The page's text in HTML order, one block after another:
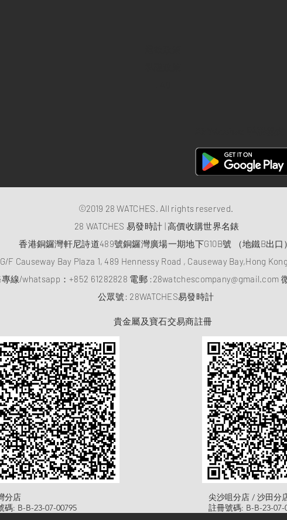
©2019 28 WATCHES. All rights reserved.
28 WATCHES 易發時計 | 高價收購世界名錶
香港銅鑼灣軒尼詩道489號銅鑼灣廣場一期地下G10B號 （地鐵B出口）
F Causeway Bay Plaza 1, 489 Hennessy Road , Causeway Bay,Hong Kong
線/whatsapp：+852 61282828 電郵 : 28watchescompany@gmail.com
​公眾號: 28WATCHES易發時計
貴金屬及寶石交易商註冊
分店
碼: B-B-23-07-00795
尖沙咀分店 / 沙田分
註冊號碼: B-B-23-07-